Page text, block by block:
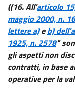
((16. All'articolo
maggio 2000, n.
lettere a)eb)
1925, n. 2578"
gli aspetti non
contratti, in base
operative per la